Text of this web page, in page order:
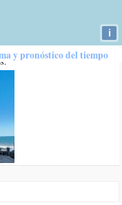
la corteza de uno de
5 veces el promedio
piedras y vegetación
el momento 29 muertos
dos Reis.
- Angra dos Reis
i
y pronóstico del tiempo